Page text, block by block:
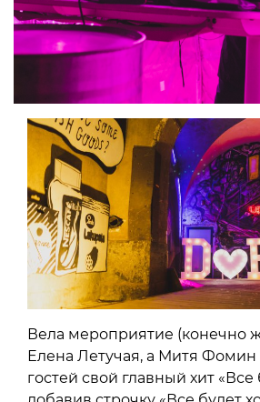
Вела мероприятие (конечно
Елена Летучая, а Митя Фомин
гостей свой главный хит